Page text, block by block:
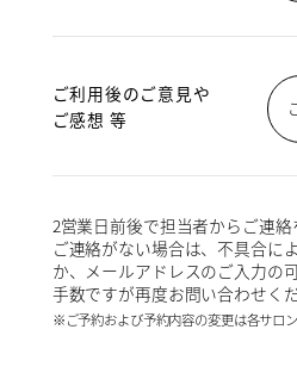
ご利用後のご意見や
ご感想 等
2営業日前後で担当者からご連絡
ご連絡がない場合は、不具合に
か、メールアドレスのご入力の
手数ですが再度お問い合わせくだ
※ご予約および予約内容の変更は各サロ